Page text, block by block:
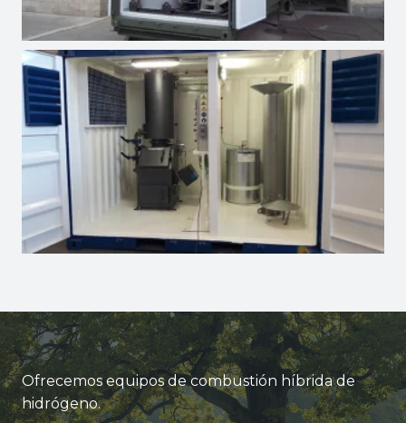
Ofrecemos equipos de combustión híbrida de
hidrógeno.​